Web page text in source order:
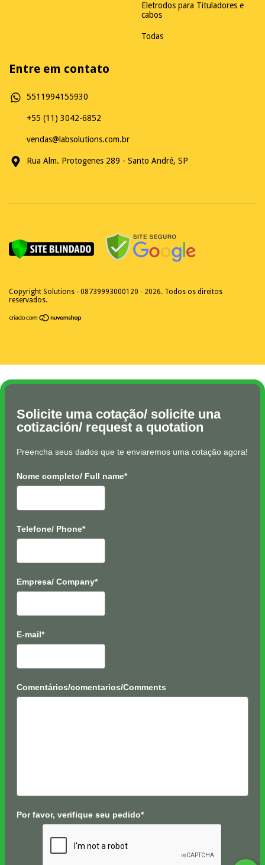
Eletrodos para Tituladores e
cabos
Todas
Entre em contato
5511994155930
+55 (11) 3042-6852
vendas@labsolutions.com.br
Rua Alm. Protogenes 289 - Santo André, SP
Copyright Solutions - 08739993000120 - 2026. Todos os direitos
reservados.
Solicite uma cotação/ solicite una
cotización/ request a quotation
Preencha seus dados que te enviaremos uma cotação agora!
Nome completo/ Full name*
Telefone/ Phone*
Empresa/ Company*
E-mail*
Comentários/comentarios/Comments
Por favor, verifique seu pedido*